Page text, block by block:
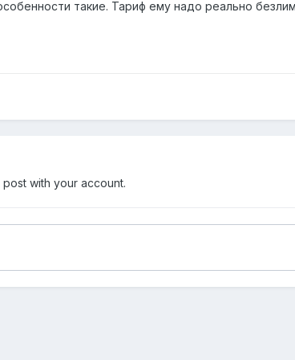
такие. Тариф ему надо реально
with your account.